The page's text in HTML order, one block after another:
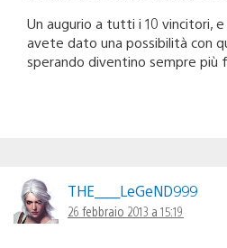
Un augurio a tutti i 10 vincitori,
avete dato una possibilità con
sperando diventino sempre più
THE____LeGeND999
26 febbraio 2013 a 15:19